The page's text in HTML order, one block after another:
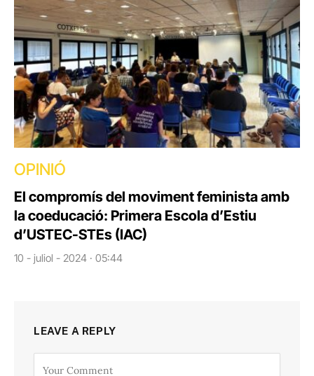
OPINIÓ
El compromís del moviment feminista amb
la coeducació: Primera Escola d’Estiu
d’USTEC-STEs (IAC)
10 - juliol - 2024 · 05:44
LEAVE A REPLY